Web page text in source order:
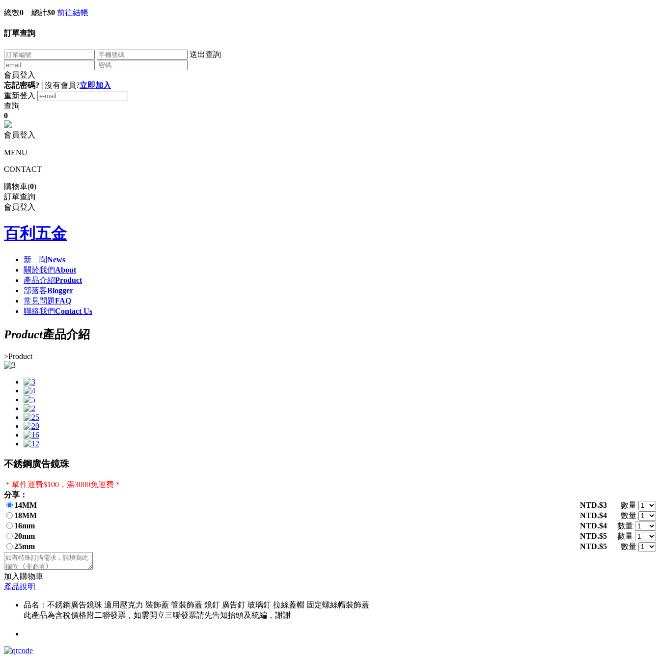
總數0 總計$0 前往結帳
訂單查詢
送出查詢
會員登入
忘記密碼?
沒有會員?立即加入
重新登入
查詢
0
會員登入
MENU
CONTACT
購物車(0)
訂單查詢
會員登入
百利五金
新 聞News
關於我們About
產品介紹Product
部落客Blogger
常見問題FAQ
聯絡我們Contact Us
Product產品介紹
>Product
不銹鋼廣告鏡珠
＊單件運費$100，滿3000免運費＊
分享：
14MM
NTD.$3
數量
18MM
NTD.$4
數量
16mm
NTD.$4
數量
20mm
NTD.$5
數量
25mm
NTD.$5 數量
加入購物車
產品說明
品名：不銹鋼廣告鏡珠 適用壓克力 裝飾蓋 管裝飾蓋 鏡釘 廣告釘 玻璃釘 拉絲蓋帽 固定螺絲帽裝飾蓋
此產品為含稅價格附二聯發票，如需開立三聯發票請先告知抬頭及統編，謝謝